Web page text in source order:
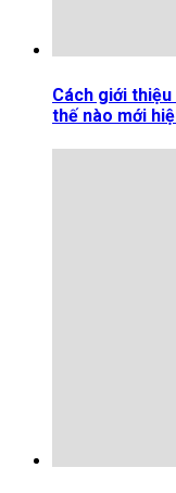
Cách giới
thế nào mới